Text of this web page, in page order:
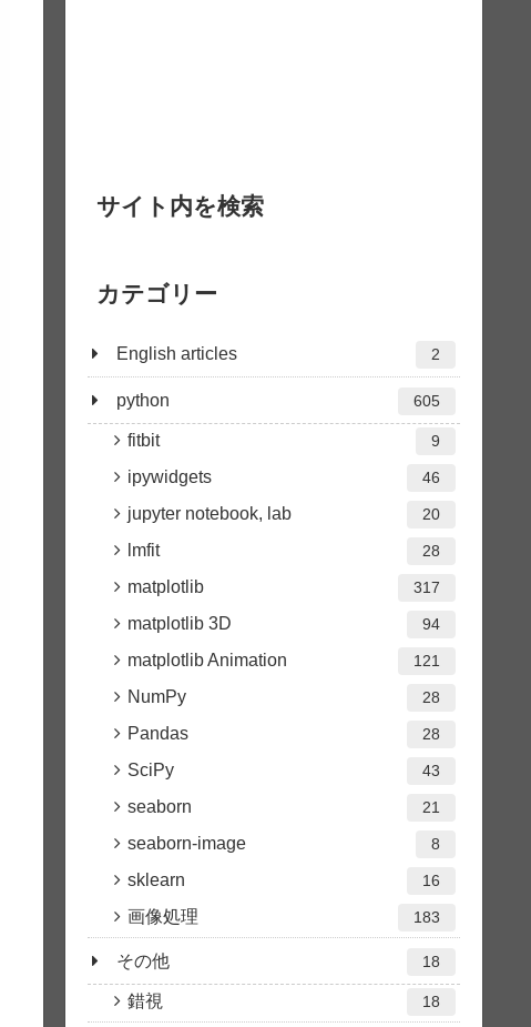
サイト内を検索
カテゴリー
English articles 2
python 605
fitbit 9
ipywidgets 46
jupyter notebook, lab 20
lmfit 28
matplotlib 317
matplotlib 3D 94
matplotlib Animation 121
NumPy 28
Pandas 28
SciPy 43
seaborn 21
seaborn-image 8
sklearn 16
画像処理 183
その他 18
錯視 18